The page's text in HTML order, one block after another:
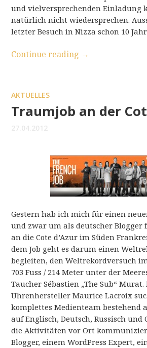
und vielversprechenden Einladung
natürlich nicht wiedersprechen.
letzter Besuch in Nizza schon 10
Continue reading →
AKTUELLES
Traumjob an der
27.04.2012
Gestern hab ich mich für einen
und zwar um als deutscher Blogger
an die Cote d’Azur im Süden
dem Job geht es darum einen
begleiten, den Weltrekordversuch
703 Fuss / 214 Meter unter der
Taucher Sébastien „The Sub“
Uhrenhersteller Maurice Lacroix
komplettes Medienteam bestehend
auf Englisch, Deutsch, Russisch und
die Aktivitäten vor Ort
Blogger, einem WordPress Expert,